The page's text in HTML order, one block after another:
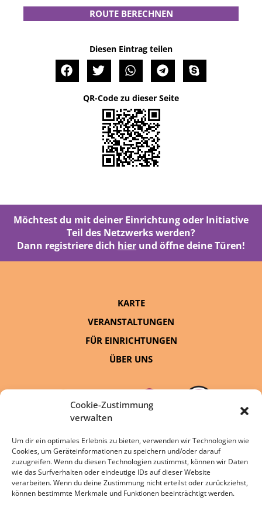
Cookie-Zustimmung
verwalten
Um dir ein optimales Erlebnis zu bieten, verwenden wir Technologien wie
Cookies, um Geräteinformationen zu speichern und/oder darauf
zuzugreifen. Wenn du diesen Technologien zustimmst, können wir Daten
wie das Surfverhalten oder eindeutige IDs auf dieser Website
verarbeiten. Wenn du deine Zustimmung nicht erteilst oder zurückziehst,
können bestimmte Merkmale und Funktionen beeinträchtigt werden.
ROUTE BERECHNEN
Diesen Eintrag teilen
QR-Code zu dieser Seite
Möchtest du mit deiner Einrichtung oder Initiative
Teil des Netzwerks werden?
Dann registriere dich hier und öffne deine Türen!
eine Initiative von:
KARTE
VERANSTALTUNGEN
FÜR EINRICHTUNGEN
ÜBER UNS